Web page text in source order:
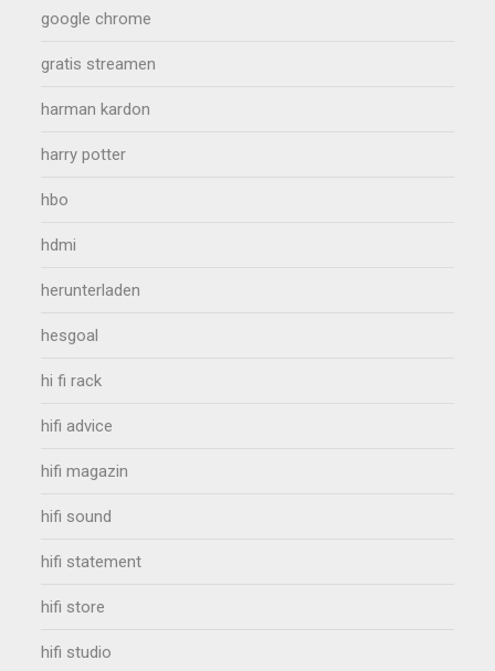
google chrome
gratis streamen
harman kardon
harry potter
hbo
hdmi
herunterladen
hesgoal
hi fi rack
hifi advice
hifi magazin
hifi sound
hifi statement
hifi store
hifi studio